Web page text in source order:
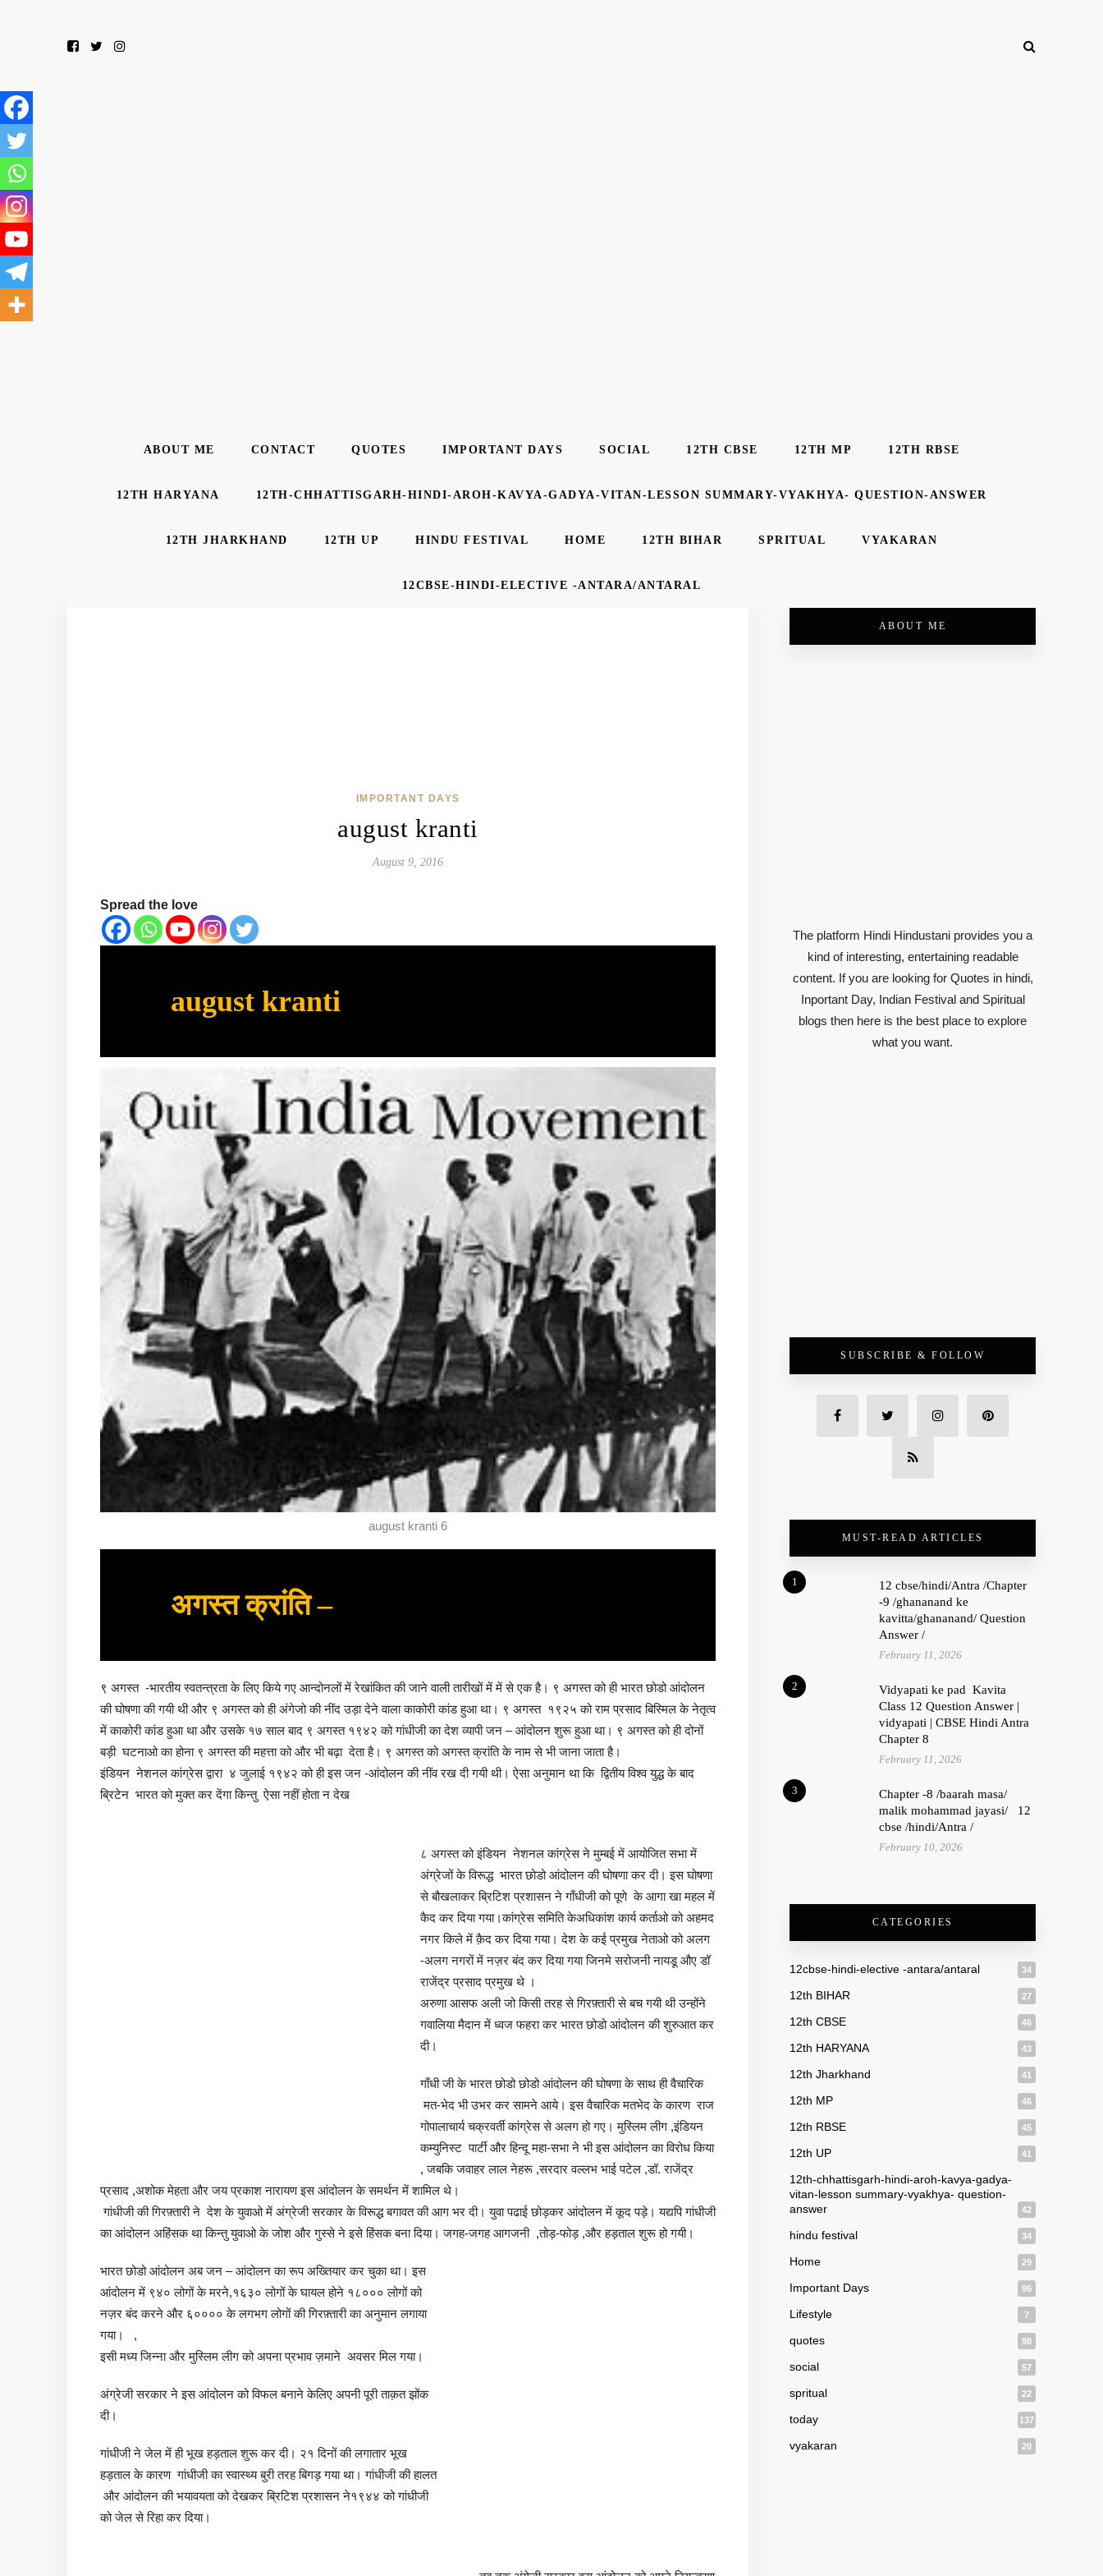
ABOUT ME CONTACT QUOTES IMPORTANT DAYS SOCIAL 12TH CBSE 12TH MP 12TH RBSE
12TH HARYANA 12TH-CHHATTISGARH-HINDI-AROH-KAVYA-GADYA-VITAN-LESSON SUMMARY-VYAKHYA- QUESTION-ANSWER
12TH JHARKHAND 12TH UP HINDU FESTIVAL HOME 12TH BIHAR SPRITUAL VYAKARAN
12CBSE-HINDI-ELECTIVE -ANTARA/ANTARAL
IMPORTANT DAYS
august kranti
August 9, 2016
Spread the love
august kranti
august kranti 6
अगस्त क्रांति –
९ अगस्त -भारतीय स्वतन्त्रता के लिए किये गए आन्दोनलों में रेखांकित की जाने वाली तारीखों में में से एक है। ९ अगस्त को ही भारत छोडो आंदोलन
की घोषणा की गयी थी और ९ अगस्त को ही अंगेजो की नींद उड़ा देने वाला काकोरी कांड हुआ था। ९ अगस्त १९२५ को राम प्रसाद बिस्मिल के नेतृत्व
में काकोरी कांड हुआ था और उसके १७ साल बाद ९ अगस्त १९४२ को गांधीजी का देश व्यापी जन – आंदोलन शुरू हुआ था। ९ अगस्त को ही दोनों
बड़ी घटनाओ का होना ९ अगस्त की महत्ता को और भी बढ़ा देता है। ९ अगस्त को अगस्त क्रांति के नाम से भी जाना जाता है।
इंडियन नेशनल कांग्रेस द्वारा ४ जुलाई १९४२ को ही इस जन -आंदोलन की नींव रख दी गयी थी। ऐसा अनुमान था कि द्वितीय विश्व युद्ध के बाद
ब्रिटेन भारत को मुक्त कर देंगा किन्तु ऐसा नहीं होता न देख
८ अगस्त को इंडियन नेशनल कांग्रेस ने मुम्बई में आयोजित सभा में
अंग्रेजों के विरूद्ध भारत छोडो आंदोलन की घोषणा कर दी। इस घोषणा
से बौखलाकर ब्रिटिश प्रशासन ने गाँधीजी को पूणे के आगा खा महल में
कैद कर दिया गया।कांग्रेस समिति केअधिकांश कार्य कर्ताओ को अहमद
नगर किले में क़ैद कर दिया गया। देश के कई प्रमुख नेताओ को अलग
-अलग नगरों में नज़र बंद कर दिया गया जिनमे सरोजनी नायडू औए डॉ
राजेंद्र प्रसाद प्रमुख थे ।
अरुणा आसफ अली जो किसी तरह से गिरफ़्तारी से बच गयी थी उन्होंने
गवालिया मैदान में ध्वज फहरा कर भारत छोडो आंदोलन की शुरुआत कर
दी।
गाँधी जी के भारत छोडो छोडो आंदोलन की घोषणा के साथ ही वैचारिक
मत-भेद भी उभर कर सामने आये। इस वैचारिक मतभेद के कारण राज
गोपालाचार्य चक्रवर्ती कांग्रेस से अलग हो गए। मुस्लिम लीग ,इंडियन
कम्युनिस्ट पार्टी और हिन्दू महा-सभा ने भी इस आंदोलन का विरोध किया
, जबकि जवाहर लाल नेहरू ,सरदार वल्लभ भाई पटेल ,डॉ. राजेंद्र
प्रसाद ,अशोक मेहता और जय प्रकाश नारायण इस आंदोलन के समर्थन में शामिल थे।
गांधीजी की गिरफ़्तारी ने देश के युवाओ में अंग्रेजी सरकार के विरूद्ध बगावत की आग भर दी। युवा पढाई छोड़कर आंदोलन में कूद पड़े। यद्यपि गांधीजी
का आंदोलन अहिंसक था किन्तु युवाओ के जोश और गुस्से ने इसे हिंसक बना दिया। जगह-जगह आगजनी ,तोड़-फोड़ ,और हड़ताल शुरू हो गयी।
भारत छोडो आंदोलन अब जन – आंदोलन का रूप अख्तियार कर चुका था। इस
आंदोलन में ९४० लोगों के मरने,१६३० लोगों के घायल होने १८००० लोगों को
नज़र बंद करने और ६०००० के लगभग लोगों की गिरफ़्तारी का अनुमान लगाया
गया। ,
इसी मध्य जिन्ना और मुस्लिम लीग को अपना प्रभाव ज़माने अवसर मिल गया।
अंग्रेजी सरकार ने इस आंदोलन को विफल बनाने केलिए अपनी पूरी ताक़त झोंक
दी।
गांधीजी ने जेल में ही भूख हड़ताल शुरू कर दी। २१ दिनों की लगातार भूख
हड़ताल के कारण गांधीजी का स्वास्थ्य बुरी तरह बिगड़ गया था। गांधीजी की हालत
और आंदोलन की भयावयता को देखकर ब्रिटिश प्रशासन ने१९४४ को गांधीजी
को जेल से रिहा कर दिया।
ABOUT ME
The platform Hindi Hindustani provides you a
kind of interesting, entertaining readable
content. If you are looking for Quotes in hindi,
Inportant Day, Indian Festival and Spiritual
blogs then here is the best place to explore
what you want.
SUBSCRIBE & FOLLOW
MUST-READ ARTICLES
1
12 cbse/hindi/Antra /Chapter
-9 /ghananand ke
kavitta/ghananand/ Question
Answer /
February 11, 2026
2
Vidyapati ke pad Kavita
Class 12 Question Answer |
vidyapati | CBSE Hindi Antra
Chapter 8
February 11, 2026
3
Chapter -8 /baarah masa/
malik mohammad jayasi/ 12
cbse /hindi/Antra /
February 10, 2026
CATEGORIES
12cbse-hindi-elective -antara/antaral 34
12th BIHAR 27
12th CBSE 46
12th HARYANA 43
12th Jharkhand 41
12th MP 46
12th RBSE 45
12th UP 41
12th-chhattisgarh-hindi-aroh-kavya-gadya-
vitan-lesson summary-vyakhya- question-
answer
42
hindu festival 34
Home 29
Important Days 96
Lifestyle 7
quotes 98
social 57
spritual 22
today 137
vyakaran 20